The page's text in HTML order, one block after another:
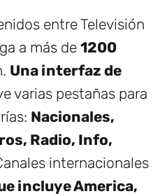
entre Televisión
a más de 1200
Una interfaz de
varias pestañas para
Nacionales,
Radio, Info,
internacionales
incluye America,